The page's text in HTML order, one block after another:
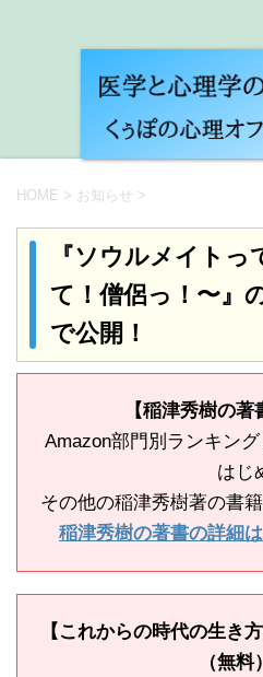
HOME > お知らせ >
『ソウルメイトっ
て！僧侶っ！〜』
で公開！
【稲津秀樹の著
Amazon部門別ランキン
はじ
その他の稲津秀樹著の書
稲津秀樹の著書の詳細
【これからの時代の生き
（無料